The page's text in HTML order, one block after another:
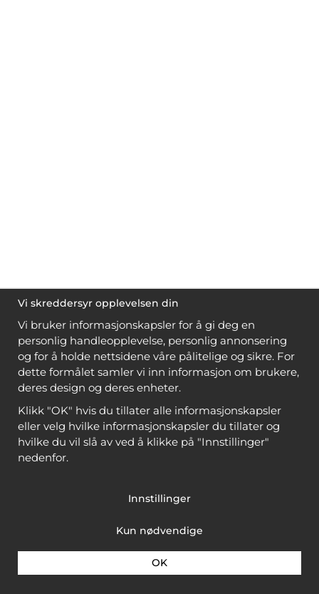
Vi skreddersyr opplevelsen din
Vi bruker informasjonskapsler for å gi deg en
personlig handleopplevelse, personlig annonsering
og for å holde nettsidene våre pålitelige og sikre. For
dette formålet samler vi inn informasjon om brukere,
deres design og deres enheter.
Klikk "OK" hvis du tillater alle informasjonskapsler
eller velg hvilke informasjonskapsler du tillater og
hvilke du vil slå av ved å klikke på "Innstillinger"
nedenfor.
Innstillinger
Kun nødvendige
OK